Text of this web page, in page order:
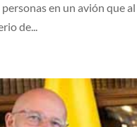
en un avión que
de...